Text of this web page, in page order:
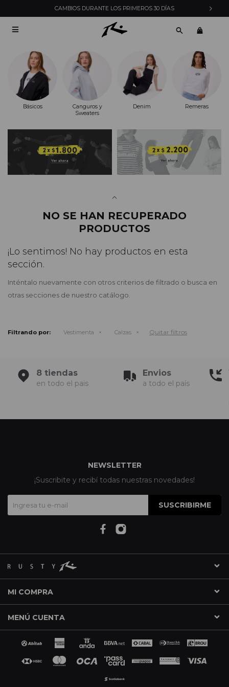
CAMBIOS DURANTE LOS PRIMEROS 30 DÍAS

Básicos
Canguros y
Sweaters
Denim Remeras
NO SE HAN RECUPERADO
PRODUCTOS
¡Lo sentimos! No hay productos en esta
sección.
Inténtalo nuevamente con otros criterios de filtrado o busca en
otras secciones de nuestro catálogo.
Filtrando por: Vestimenta Calzas Quitar filtros
8 tiendas
en todo el pais
Envios
a todo el país
MI COMPRA
MENÚ CUENTA
NEWSLETTER
¡Suscribite y recibí todas nuestras novedades!
SUSCRIBIRME